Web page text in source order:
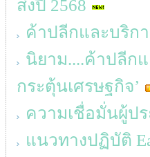
ส่งปี 2568
ค้าปลีกและบริก
นิยาม....ค้าปลีก
กระตุ้นเศรษฐกิจ’
ความเชื่อมั่นผู้ป
แนวทางปฏิบัติ